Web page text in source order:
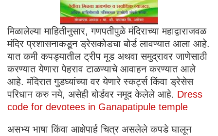
मिळालेल्या माहितीनुसार, गणपतीपुळे मंदिराच्या महाद्वाराजवळ
मंदिर प्रशासनाकडून ड्रेसकोडचा बोर्ड लावण्यात आला आहे.
यात कमी कपड्यातील ट्रीप मूड अथवा समुद्रावर जाणेसाठी
करण्यात येणारा पेहराव टाळण्याचे आवाहन करण्यात आले
आहे. मंदिरात गुडघ्यांच्या वर येणारे स्कर्ट्स किंवा ड्रेसेस
परिधान करु नये, असेही बोर्डवर नमूद केलेले आहे. Dress
code for devotees in Ganapatipule temple
असभ्य भाषा किंवा आक्षेपार्ह चित्र असलेले कपडे घालून